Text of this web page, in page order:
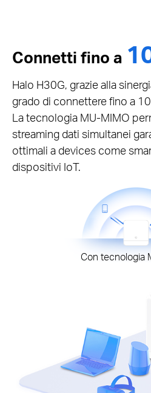
Connetti fino a
Halo H30G, grazie alla
grado di connettere fino a
La tecnologia MU-MIMO
streaming dati simultanei
ottimali a devices come
dispositivi IoT.
Con tecnologia